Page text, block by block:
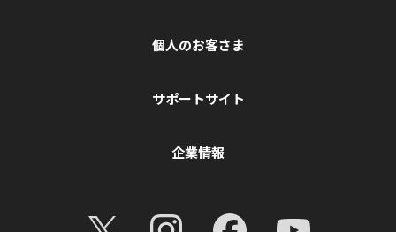
個人のお客さま
サポートサイト
企業情報